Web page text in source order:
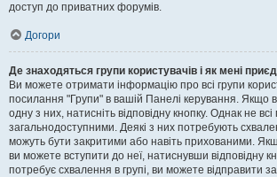
доступ до приватних форумів.
Догори
Де знаходяться групи користувачів і як мені
Ви можете отримати інформацію про всі групи
посилання "Групи" в вашій Панелі керування. Якщо
одну з них, натисніть відповідну кнопку. Однак не всі
загальнодоступними. Деякі з них потребують
можуть бути закритими або навіть прихованими.
ви можете вступити до неї, натиснувши відповідну
потребує схвалення в групі, ви можете відправити